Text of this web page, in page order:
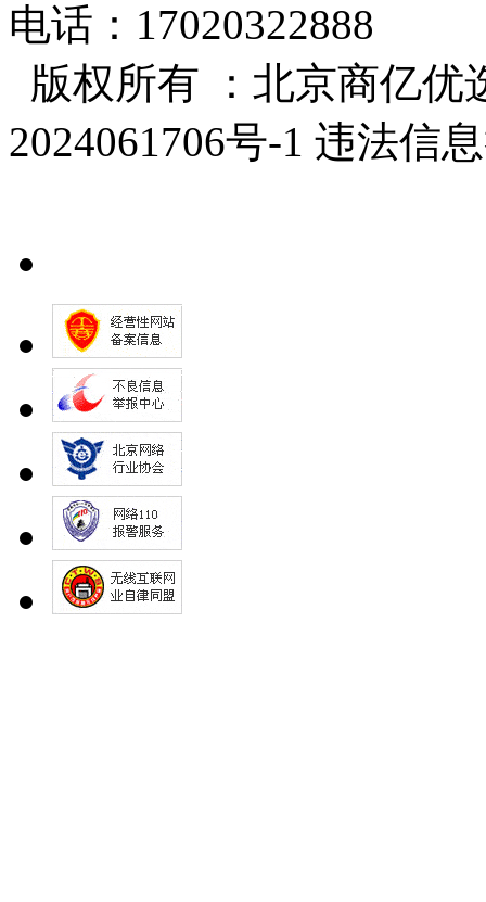
电话：17020322888
版权所有 ：北京商亿优
2024061706号-1 违法信